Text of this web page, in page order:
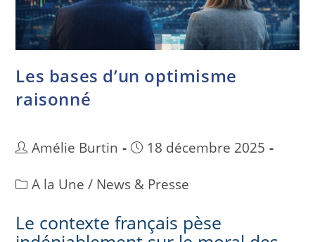
Les bases d’un optimisme
raisonné
Amélie Burtin
18 décembre 2025
A la Une / News & Presse
Le contexte français pèse